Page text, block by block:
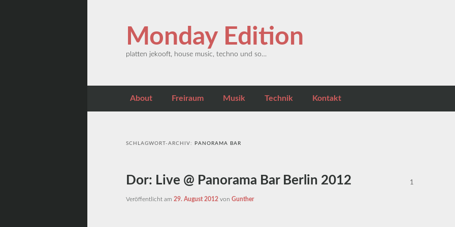
Monday Edition
platten jekooft, house music, techno und so…
About Freiraum Musik Technik Kontakt
SCHLAGWORT-ARCHIV: PANORAMA BAR
Dor: Live @ Panorama Bar Berlin 2012
Veröffentlicht am 29. August 2012 von Gunther
1